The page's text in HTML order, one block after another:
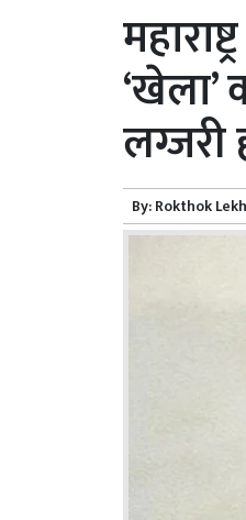
लग्जरी
By:Rokthok